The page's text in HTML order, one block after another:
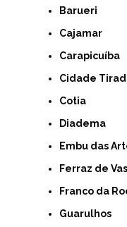
Barueri
Cajamar
Carapicuíba
Cidade
Cotia
Diadema
Embu das
Ferraz de
Franco da
Guarulhos